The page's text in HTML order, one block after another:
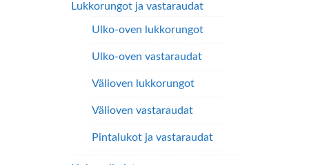
Lukkorungot ja vastaraudat
Ulko-oven lukkorungot
Ulko-oven vastaraudat
Välioven lukkorungot
Välioven vastaraudat
Pintalukot ja vastaraudat